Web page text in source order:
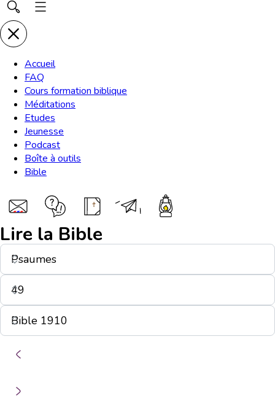
Accueil
FAQ
Cours formation biblique
Méditations
Etudes
Jeunesse
Podcast
Boîte à outils
Bible
Lire la Bible